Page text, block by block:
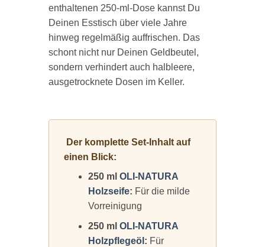
enthaltenen 250-ml-Dose kannst Du
Deinen Esstisch über viele Jahre
hinweg regelmäßig auffrischen. Das
schont nicht nur Deinen Geldbeutel,
sondern verhindert auch halbleere,
ausgetrocknete Dosen im Keller.
Der komplette Set-Inhalt auf
einen Blick:
250 ml OLI-NATURA
Holzseife: Für die milde
Vorreinigung
250 ml OLI-NATURA
Holzpflegeöl : Für